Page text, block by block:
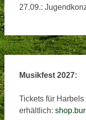
27.09.:
Musikfest 2027:
Tickets für
erhältlich: